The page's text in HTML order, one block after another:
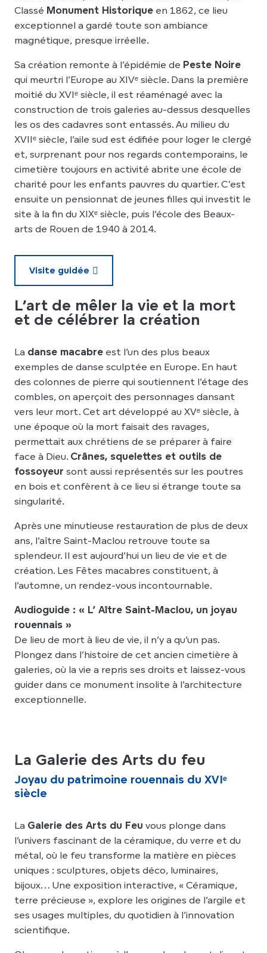
Classé Monument Historique en 1862, ce lieu
exceptionnel a gardé toute son ambiance
magnétique, presque irréelle.
Sa création remonte à l’épidémie de Peste Noire
qui meurtri l’Europe au XIVᵉ siècle. Dans la première
moitié du XVIᵉ siècle, il est réaménagé avec la
construction de trois galeries au-dessus desquelles
les os des cadavres sont entassés. Au milieu du
XVIIᵉ siècle, l’aile sud est édifiée pour loger le clergé
et, surprenant pour nos regards contemporains, le
cimetière toujours en activité abrite une école de
charité pour les enfants pauvres du quartier. C’est
ensuite un pensionnat de jeunes filles qui investit le
site à la fin du XIXᵉ siècle, puis l’école des Beaux-
arts de Rouen de 1940 à 2014.
Visite guidée
L’art de mêler la vie et la mort
et de célébrer la création
La danse macabre est l’un des plus beaux
exemples de danse sculptée en Europe. En haut
des colonnes de pierre qui soutiennent l’étage des
combles, on aperçoit des personnages dansant
vers leur mort. Cet art développé au XVᵉ siècle, à
une époque où la mort faisait des ravages,
permettait aux chrétiens de se préparer à faire
face à Dieu. Crânes, squelettes et outils de
fossoyeur sont aussi représentés sur les poutres
en bois et confèrent à ce lieu si étrange toute sa
singularité.
Après une minutieuse restauration de plus de deux
ans, l’aître Saint-Maclou retrouve toute sa
splendeur. Il est aujourd’hui un lieu de vie et de
création. Les Fêtes macabres constituent, à
l’automne, un rendez-vous incontournable.
Audioguide : « L’ Aître Saint-Maclou, un joyau
rouennais »
De lieu de mort à lieu de vie, il n’y a qu’un pas.
Plongez dans l’histoire de cet ancien cimetière à
galeries, où la vie a repris ses droits et laissez-vous
guider dans ce monument insolite à l’architecture
exceptionnelle.
La Galerie des Arts du feu
Joyau du patrimoine rouennais du XVIᵉ
siècle
La Galerie des Arts du Feu vous plonge dans
l’univers fascinant de la céramique, du verre et du
métal, où le feu transforme la matière en pièces
uniques : sculptures, objets déco, luminaires,
bijoux… Une exposition interactive, « Céramique,
terre précieuse », explore les origines de l’argile et
ses usages multiples, du quotidien à l’innovation
scientifique.